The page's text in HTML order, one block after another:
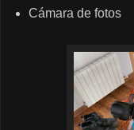
Cámara de fotos